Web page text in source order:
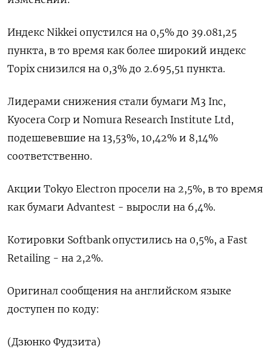
Индекс Nikkei опустился на 0,5% до 39.081,25
пункта, в то время как более широкий индекс
Topix снизился на 0,3% до 2.695,51 пункта.
Лидерами снижения стали бумаги M3 Inc,
Kyocera Corp и Nomura Research Institute Ltd,
подешевевшие на 13,53​%, 10,42% и 8,14%
соответственно.
Акции Tokyo Electron просели на 2,5%, в то время
как бумаги Advantest - выросли на 6,4%.
Котировки Softbank опустились на 0,5%, а Fast
Retailing - на 2,2%.​
Оригинал сообщения на английском языке
доступен по коду:
(Дзюнко Фудзита)